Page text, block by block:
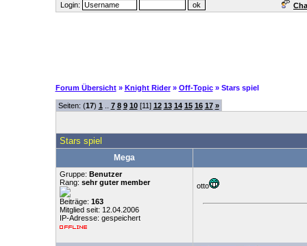
Login:
Forum Übersicht » Knight Rider » Off-Topic » Stars spiel
Seiten: (17) 1 7 8 9 10[11] 12 13 14 15 16 17 »
Stars spiel
Mega
Gruppe: Benutzer
Rang: sehr guter member
Beiträge: 163
Mitglied seit: 12.04.2006
IP-Adresse: gespeichert
otto